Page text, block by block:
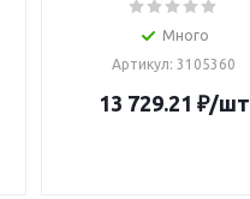
Много
Артикул: 3105360
13 729.21 ₽/шт